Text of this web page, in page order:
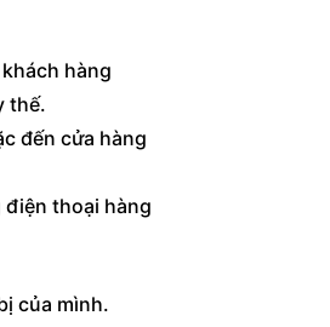
hàng
thế.
đến cửa hàng
thoại hàng
của mình.